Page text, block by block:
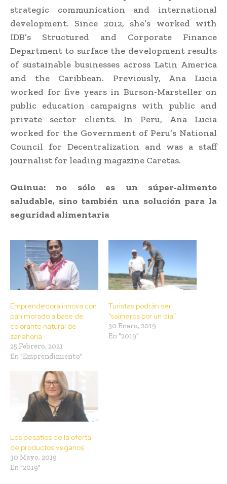
strategic communication and international
development. Since 2012, she’s worked with
IDB’s Structured and Corporate Finance
Department to surface the development results
of sustainable businesses across Latin America
and the Caribbean. Previously, Ana Lucia
worked for five years in Burson-Marsteller on
public education campaigns with public and
private sector clients. In Peru, Ana Lucia
worked for the Government of Peru’s National
Council for Decentralization and was a staff
journalist for leading magazine Caretas.
Quinua: no sólo es un súper-alimento
saludable, sino también una solución para la
seguridad alimentaria
Emprendedora innova con
pan morado a base de
colorante natural de
zanahoria
25 Febrero, 2021
En "Emprendimiento"
Turistas podrán ser
“salineros por un día”
30 Enero, 2019
En "2019"
Los desafíos de la oferta
de productos veganos
30 Mayo, 2019
En "2019"